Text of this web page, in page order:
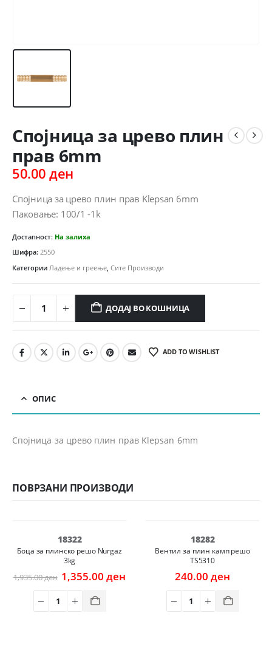
Спојница за црево плин
прав 6mm
50.00ден
Спојница за црево плин прав Klepsan 6mm
Паковање: 100/1 -1k
Достапност: На залиха
Шифра: 2550
Категории Ладење и греење Сите Производи
ДОДАЈ ВО КОШНИЦА
ADD TO WISHLIST
ОПИС
Спојница за црево плин прав Klepsan 6mm
ПОВРЗАНИ ПРОИЗВОДИ
18322
Боца за плинско решо Nurgaz
3kg
1,935.00ден Original
price
was:
1,935.00 ден.
1,355.00ден
1,355.00 ден.
18282
Вентил за плин камп решо
TS5310
240.00 ден